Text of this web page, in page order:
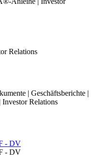
Relations
| Geschäftsberichte |
Investor Relations
- DV
- DV